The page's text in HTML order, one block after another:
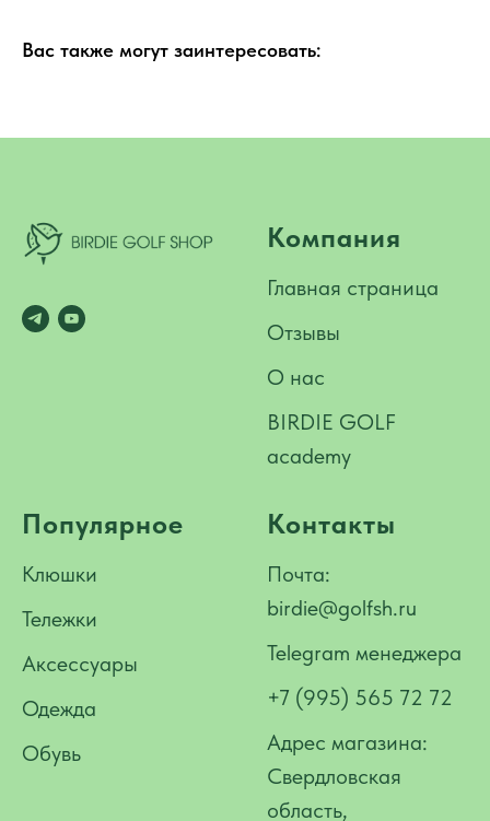
Вас также могут заинтересовать:
Компания
Главная страница
Отзывы
О нас
BIRDIE GOLF
academy
Популярное
Клюшки
Тележки
Аксессуары
Одежда
Обувь
Контакты
Почта:
birdie@golfsh.ru
Telegram менеджера
+7 (995) 565 72 72
Адрес магазина:
Свердловская
область,